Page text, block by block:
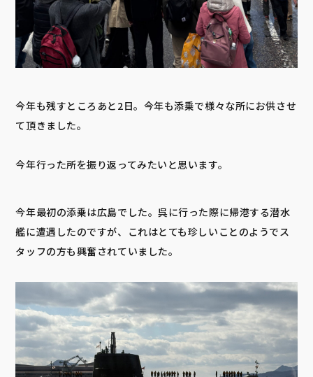
今年も残すところあと2日。今年も添乗で様々な所にお供させ
て頂きました。
今年行った所を振り返ってみたいと思います。
今年最初の添乗は広島でした。呉に行った際に帰港する潜水
艦に遭遇したのですが、これはとても珍しいことのようでス
タッフの方も興奮されていました。